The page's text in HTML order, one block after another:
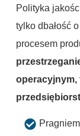
Polityka
tylko dbałość
procesem
operacyjnym,